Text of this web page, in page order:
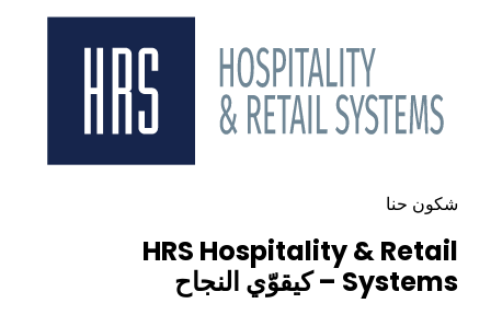
شكون حنا
HRS Hospitality & Retail
Systems – كيقوّي النجاح